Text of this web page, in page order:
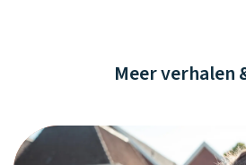
Meer verhalen